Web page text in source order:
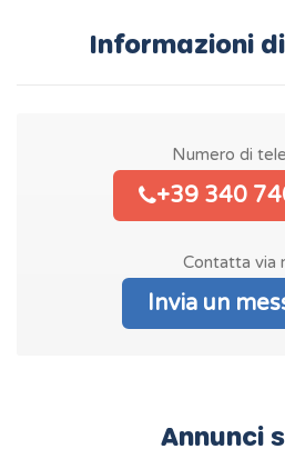
Informazioni
Numero di
+39 340
Contatta via
Invia un
Annunci